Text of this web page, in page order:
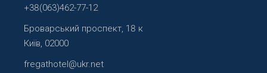
+38(063)462-77-12
Броварський проспект, 18 к
Київ, 02000
fregathotel@ukr.net